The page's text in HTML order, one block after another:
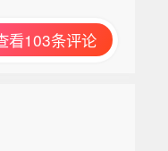
看103条评论